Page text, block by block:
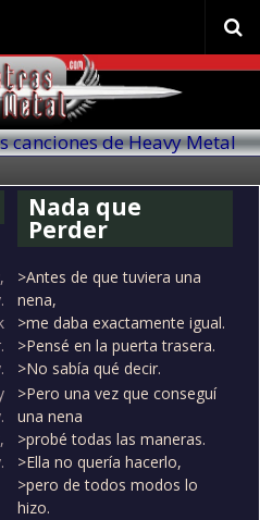
canciones de Heavy Metal
Nada que
Perder
>Antes de que tuviera una
nena,
>me daba exactamente igual.
>Pensé en la puerta trasera.
>No sabía qué decir.
>Pero una vez que conseguí
una nena
>probé todas las maneras.
>Ella no quería hacerlo,
>pero de todos modos lo
hizo.